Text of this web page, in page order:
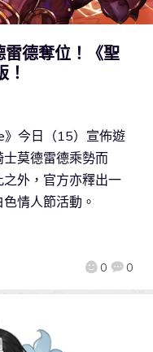
雷德奪位！《聖
0 0
》今日（15）宣佈遊
莫德雷德乘勢而
外，官方亦釋出一
情人節活動。